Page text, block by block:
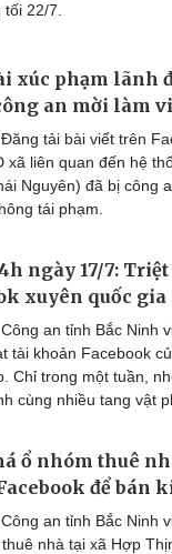
22/7.
xúc phạm lãnh
an mời làm
tải bài viết trên
xã liên quan đến hệ
Nguyên) đã bị công
tái phạm.
ngày 17/7:
xuyên quốc gia
an tỉnh Bắc Ninh
tài khoản Facebook
Chỉ trong một tuần,
cùng nhiều tang vật
ổ nhóm thuê
để bán
an tỉnh Bắc Ninh
nhà tại xã Hợp